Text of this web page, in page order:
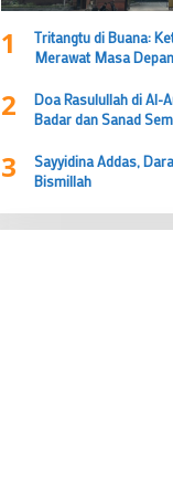
1
Tritangtu di Buana:
Merawat Masa
2
Doa Rasulullah di Al-
Badar dan Sanad
3
Sayyidina Addas,
Bismillah